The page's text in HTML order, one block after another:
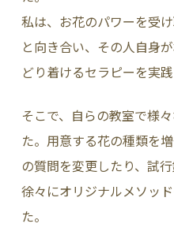
私は、お花のパワーを受
と向き合い、その人自身
どり着けるセラピーを実
そこで、自らの教室で様
た。用意する花の種類を
の質問を変更したり、試
徐々にオリジナルメソッ
た。